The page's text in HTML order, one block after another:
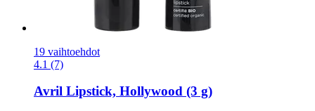
19 vaihtoehdot
4.1 (7)
Avril Lipstick, Hollywood (3 g)